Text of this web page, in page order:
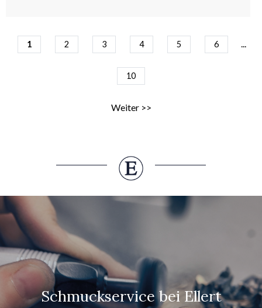
1 2 3 4 5 6
10
Weiter >>
Schmuckservice bei Ellert